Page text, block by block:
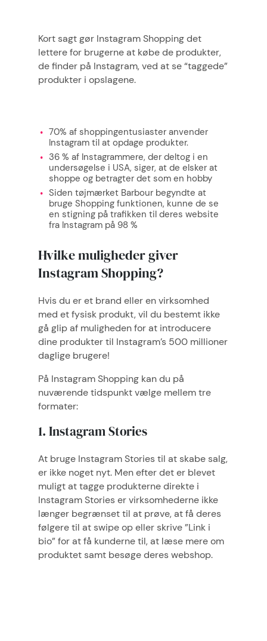
Kort sagt gør Instagram Shopping det
lettere for brugerne at købe de produkter,
de finder på Instagram, ved at se “taggede”
produkter i opslagene.
70% af shoppingentusiaster anvender
Instagram til at opdage produkter.
36 % af Instagrammere, der deltog i en
undersøgelse i USA, siger, at de elsker at
shoppe og betragter det som en hobby
Siden tøjmærket Barbour begyndte at
bruge Shopping funktionen, kunne de se
en stigning på trafikken til deres website
fra Instagram på 98 %
Hvilke muligheder giver
Instagram Shopping?
Hvis du er et brand eller en virksomhed
med et fysisk produkt, vil du bestemt ikke
gå glip af muligheden for at introducere
dine produkter til Instagram’s 500 millioner
daglige brugere!
På Instagram Shopping kan du på
nuværende tidspunkt vælge mellem tre
formater:
1. Instagram Stories
At bruge Instagram Stories til at skabe salg,
er ikke noget nyt. Men efter det er blevet
muligt at tagge produkterne direkte i
Instagram Stories er virksomhederne ikke
længer begrænset til at prøve, at få deres
følgere til at swipe op eller skrive ”Link i
bio” for at få kunderne til, at læse mere om
produktet samt besøge deres webshop.